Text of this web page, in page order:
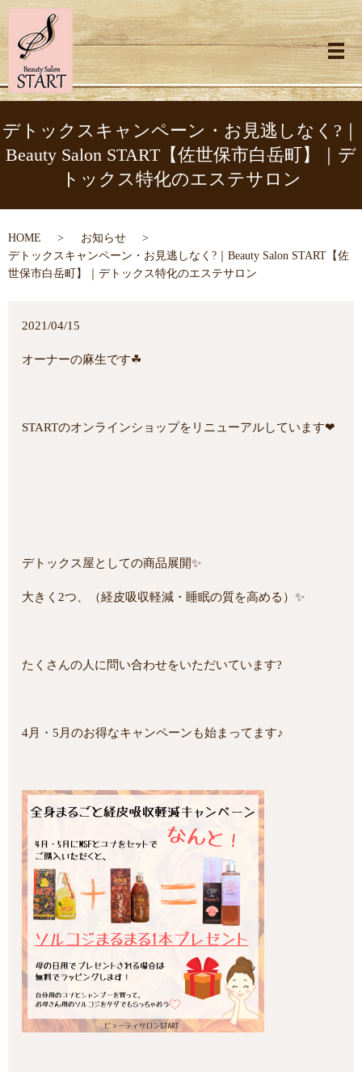
メ
デトックスキャンペーン・お見逃しなく?｜
Beauty Salon START【佐世保市白岳町】｜デ
トックス特化のエステサロン
HOME
お知らせ
デトックスキャンペーン・お見逃しなく?｜Beauty Salon START【佐
世保市白岳町】｜デトックス特化のエステサロン
2021/04/15
オーナーの麻生です☘
STARTのオンラインショップをリニューアルしています❤
デトックス屋としての商品展開✨
大きく2つ、（経皮吸収軽減・睡眠の質を高める）✨
たくさんの人に問い合わせをいただいています?
4月・5月のお得なキャンペーンも始まってます♪